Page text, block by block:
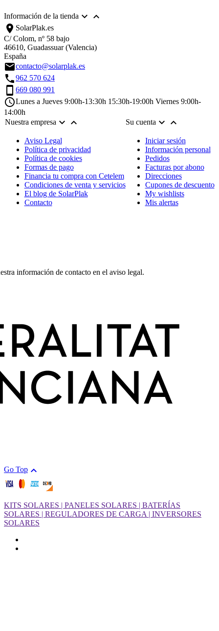
Información de la tienda  
location_on SolarPlak.es
C/ Colom, nº 58 bajo
46610, Guadassuar (Valencia)
España
emailcontacto@solarplak.es
call962 570 624
smartphone 669 080 991
scheduleLunes a Jueves 9:00h-13:30h 15:30h-19:00h Viernes 9:00h-
14:00h
Nuestra empresa 
Aviso Legal
Política de privacidad
Política de cookies
Formas de pago
Financia tu compra con Cetelem
Condiciones de venta y servicios
El blog de SolarPlak
Contacto
Su cuenta 
Iniciar sesión
Información personal
Pedidos
Facturas por abono
Direcciones
Cupones de descuento
My wishlists
Mis alertas
información de contacto en el aviso legal.
Go Top 
KITS SOLARES | PANELES SOLARES | BATERÍAS
SOLARES | REGULADORES DE CARGA | INVERSORES
SOLARES